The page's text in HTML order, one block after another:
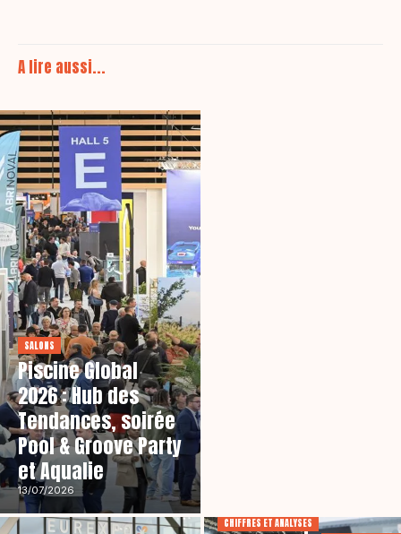
A lire aussi...
SALONS
Piscine Global
2026 : Hub des
Tendances, soirée
Pool & Groove Party
et Aqualie
13/07/2026
CHIFFRES ET ANALYSES